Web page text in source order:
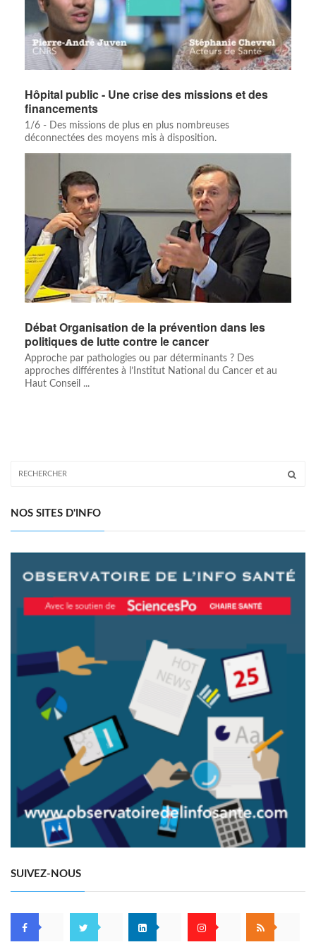
Hôpital public - Une crise des missions et des
financements
1/6 - Des missions de plus en plus nombreuses
déconnectées des moyens mis à disposition.
Débat Organisation de la prévention dans les
politiques de lutte contre le cancer
Approche par pathologies ou par déterminants ? Des
approches différentes à l’Institut National du Cancer et au
Haut Conseil ...
NOS SITES D'INFO
SUIVEZ-NOUS